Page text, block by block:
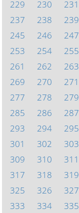
229
230 231
237
238 239
245
246 247
253
254 255
261
262 263
269
270 271
277
278 279
285
286 287
293
294 295
301
302 303
309
310 311
317
318 319
325
326 327
333
334 335